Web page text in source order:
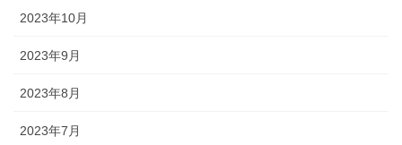
2023年10月
2023年9月
2023年8月
2023年7月